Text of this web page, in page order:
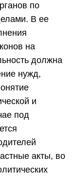
по
В ее
на
должна
нужд,
и
под
акты, во